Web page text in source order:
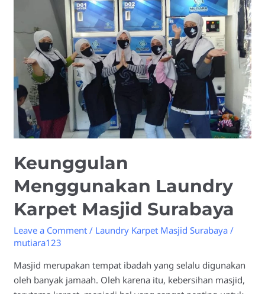
Keunggulan
Menggunakan Laundry
Karpet Masjid Surabaya
Leave a Comment / Laundry Karpet Masjid Surabaya /
mutiara123
Masjid merupakan tempat ibadah yang selalu digunakan
oleh banyak jamaah. Oleh karena itu, kebersihan masjid,
Masjid
Surabaya